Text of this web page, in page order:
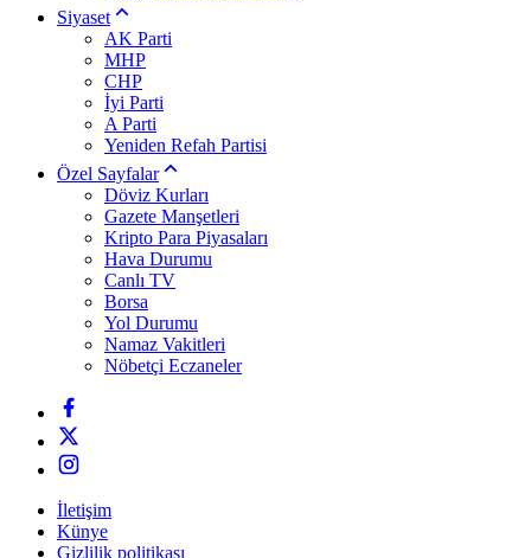
Siyaset
AK Parti
MHP
CHP
İyi Parti
A Parti
Yeniden Refah Partisi
Özel Sayfalar
Döviz Kurları
Gazete Manşetleri
Kripto Para Piyasaları
Hava Durumu
Canlı TV
Borsa
Yol Durumu
Namaz Vakitleri
Nöbetçi Eczaneler
İletişim
Künye
Gizlilik politikası